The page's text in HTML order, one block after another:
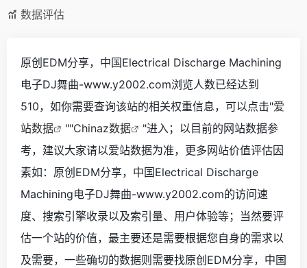
数据评估
原创EDM分享，中国Electrical Discharge Machining
电子DJ舞曲-www.y2002.com浏览人数已经达到
510，如你需要查询该站的相关权重信息，可以点击"爱
站数据
""Chinaz数据
"进入；以目前的网站数据参
考，建议大家请以爱站数据为准，更多网站价值评估因
素如：原创EDM分享，中国Electrical Discharge
Machining电子DJ舞曲-www.y2002.com的访问速
度、搜索引擎收录以及索引量、用户体验等；当然要评
估一个站的价值，最主要还是需要根据您自身的需求以
及需要，一些确切的数据则需要找原创EDM分享，中国